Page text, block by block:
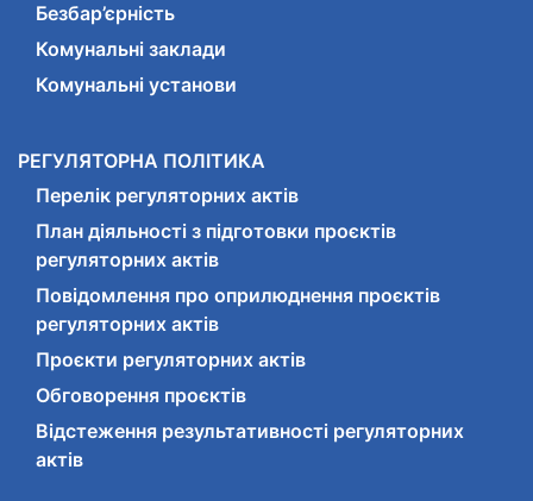
Безбар’єрність
Комунальні заклади
Комунальні установи
РЕГУЛЯТОРНА ПОЛІТИКА
Перелік регуляторних актів
План діяльності з підготовки проєктів
регуляторних актів
Повідомлення про оприлюднення проєктів
регуляторних актів
Проєкти регуляторних актів
Обговорення проєктів
Відстеження результативності регуляторних
актів